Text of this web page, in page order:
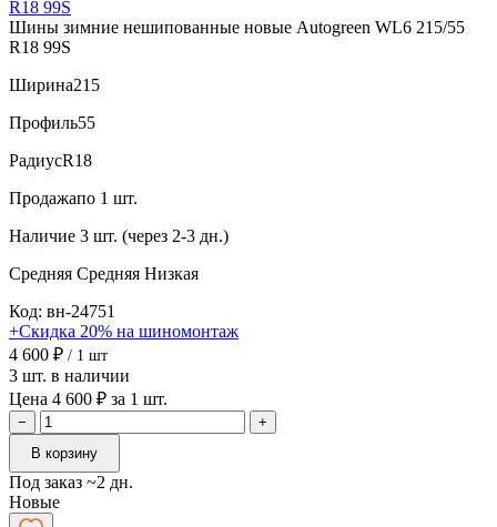
Шины зимние нешипованные новые Autogreen WL6 215/55
R18 99S
Ширина215
Профиль55
РадиусR18
Продажапо 1 шт.
Наличие 3 шт. (через 2-3 дн.)
Средняя Средняя Низкая
Код: вн-24751
+Скидка 20% на шиномонтаж
4 600 ₽ / 1 шт
3 шт. в наличии
Цена 4 600 ₽ за 1 шт.
−
+
В корзину
Под заказ ~2 дн.
Новые